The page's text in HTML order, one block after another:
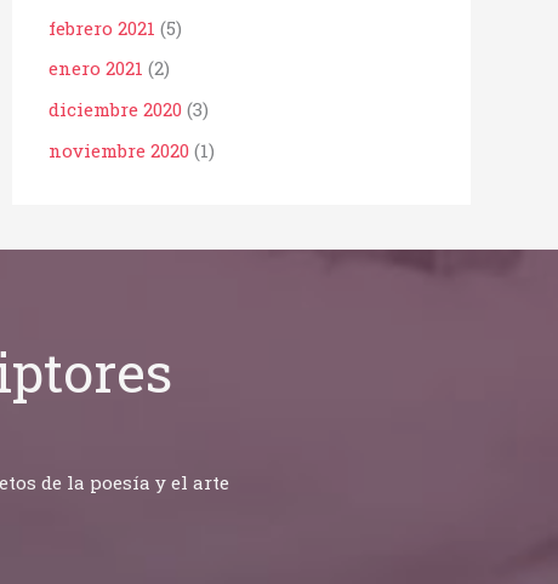
febrero 2021 (5)
enero 2021 (2)
diciembre 2020 (3)
noviembre 2020 (1)
de la poesía y el arte